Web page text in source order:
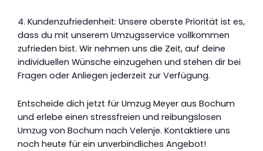
4. Kundenzufriedenheit: Unsere oberste Priorität ist es,
dass du mit unserem Umzugsservice vollkommen
zufrieden bist. Wir nehmen uns die Zeit, auf deine
individuellen Wünsche einzugehen und stehen dir bei
Fragen oder Anliegen jederzeit zur Verfügung.
Entscheide dich jetzt für Umzug Meyer aus Bochum
und erlebe einen stressfreien und reibungslosen
Umzug von Bochum nach Velenje. Kontaktiere uns
noch heute für ein unverbindliches Angebot!